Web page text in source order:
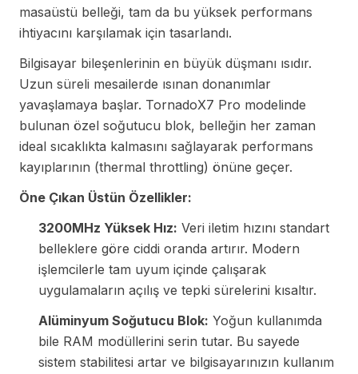
masaüstü belleği, tam da bu yüksek performans
ihtiyacını karşılamak için tasarlandı.
Bilgisayar bileşenlerinin en büyük düşmanı ısıdır.
Uzun süreli mesailerde ısınan donanımlar
yavaşlamaya başlar. TornadoX7 Pro modelinde
bulunan özel soğutucu blok, belleğin her zaman
ideal sıcaklıkta kalmasını sağlayarak performans
kayıplarının (thermal throttling) önüne geçer.
Öne Çıkan Üstün Özellikler:
3200MHz Yüksek Hız: Veri iletim hızını standart
belleklere göre ciddi oranda artırır. Modern
işlemcilerle tam uyum içinde çalışarak
uygulamaların açılış ve tepki sürelerini kısaltır.
Alüminyum Soğutucu Blok: Yoğun kullanımda
bile RAM modüllerini serin tutar. Bu sayede
sistem stabilitesi artar ve bilgisayarınızın kullanım